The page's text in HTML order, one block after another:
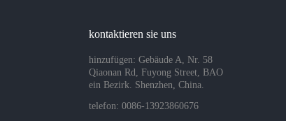
kontaktieren sie uns
hinzufügen: Gebäude A, Nr. 58
Qiaonan Rd, Fuyong Street, BAO
ein Bezirk. Shenzhen, China.
telefon: 0086-13923860676